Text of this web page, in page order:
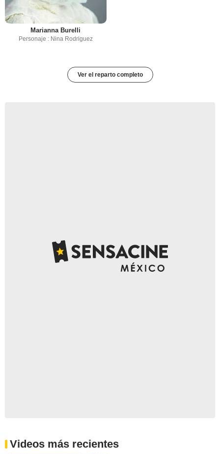
Marianna Burelli
Personaje : Nina Rodriguez
Ver el reparto completo
Videos más recientes